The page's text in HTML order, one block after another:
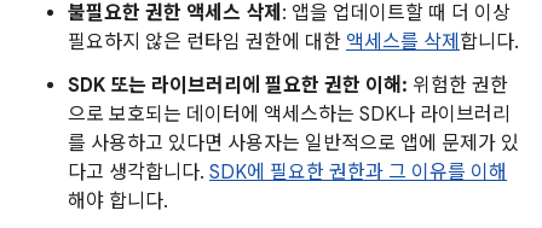
불필요한 권한 액세스 삭제 : 앱을 업데이트할 때 더 이상
필요하지 않은 런타임 권한에 대한 액세스를 삭제 합니다.
SDK 또는 라이브러리에 필요한 권한 이해: 위험한 권한
으로 보호되는 데이터에 액세스하는 SDK나 라이브러리
를 사용하고 있다면 사용자는 일반적으로 앱에 문제가 있
다고 생각합니다. SDK에 필요한 권한과 그 이유를 이해
해야 합니다.